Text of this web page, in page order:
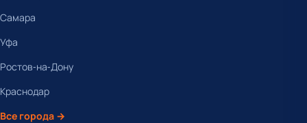
Самара
Уфа
Ростов-на-Дону
Краснодар
Все города →